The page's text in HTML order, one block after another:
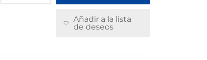
Añadir a la lista
de deseos